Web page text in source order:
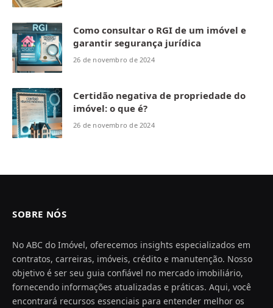
Como consultar o RGI de um imóvel e
garantir segurança jurídica
26 de novembro de 2024
Certidão negativa de propriedade do
imóvel: o que é?
26 de novembro de 2024
SOBRE NÓS
No ABC do Imóvel, oferecemos insights especializados em
contratos, carreiras, imóveis, crédito e manutenção. Nosso
objetivo é ser seu guia confiável no mercado imobiliário,
fornecendo informações atualizadas e práticas. Aqui, você
encontrará recursos essenciais para entender melhor os